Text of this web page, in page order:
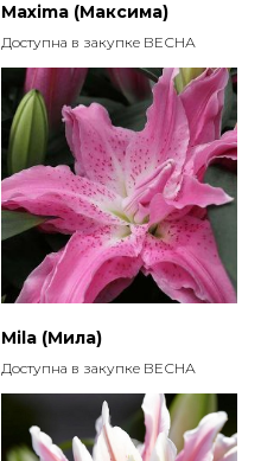
Maxima (Максима)
Доступна в закупке ВЕСНА
Mila (Мила)
Доступна в закупке ВЕСНА